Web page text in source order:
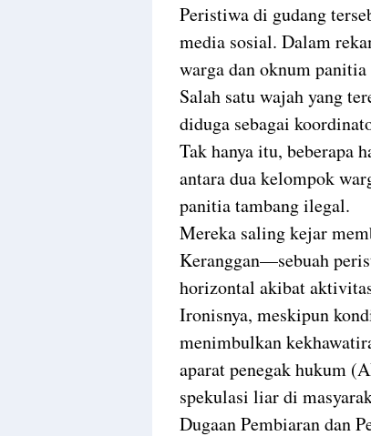
Peristiwa di gudang
media sosial. Dalam
warga dan oknum
Salah satu wajah yang
diduga sebagai
Tak hanya itu, beberapa
antara dua kelompok
panitia tambang ilegal.
Mereka saling kejar
Keranggan—sebuah
horizontal akibat
Ironisnya, meskipun
menimbulkan
aparat penegak hukum
spekulasi liar di
Dugaan Pembiaran dan